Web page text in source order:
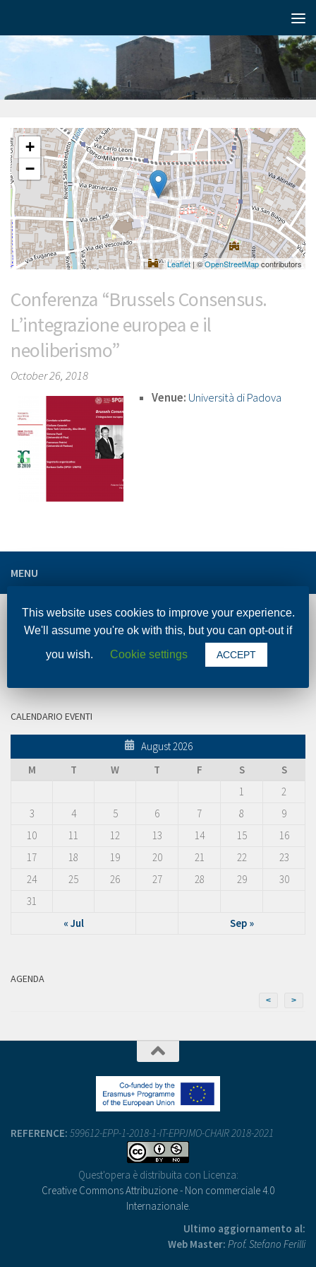
+
−
Leaflet| ©OpenStreetMapcontributors
Conferenza “Brussels Consensus.
L’integrazione europea e il
neoliberismo”
October 26, 2018
Venue: Università di Padova
MENU
ENGLISH VERSION
CALENDARIO EVENTI
August 2026
M
T W T F S
S
1
2
3
4 5 6 7 8
9
10
11 12 13 14 15
16
17
18 19 20 21 22
23
24
25 26 27 28 29
30
31
« Jul
Sep »
AGENDA
< >
REFERENCE: 599612-EPP-1-2018-1-IT-EPPJMO-CHAIR 2018-2021
Quest'opera è distribuita con Licenza:
Creative Commons Attribuzione - Non commerciale 4.0
Internazionale.
Ultimo aggiornamento al:
Web Master: Prof. Stefano Ferilli
This website uses cookies to improve your experience.
We'll assume you're ok with this, but you can opt-out if
you wish.
Cookie settings ACCEPT